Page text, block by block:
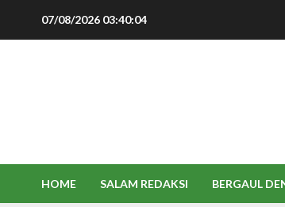
07/08/2026 03:40:04
HOME SALAM REDAKSI BERGAUL